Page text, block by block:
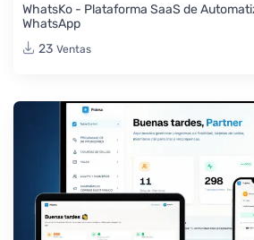
WhatsKo - Plataforma SaaS de
WhatsApp
23 Ventas